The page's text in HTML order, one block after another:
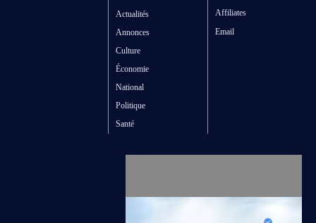
Actualités
Annonces
Culture
Économie
National
Politique
Santé
Affiliates
Email